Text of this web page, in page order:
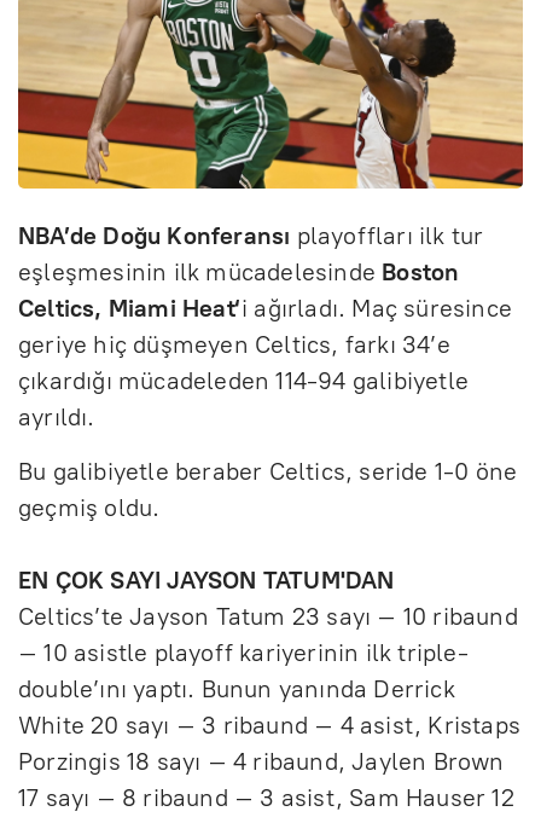
NBA’de Doğu Konferansı playoffları ilk tur
eşleşmesinin ilk mücadelesinde Boston
Celtics, Miami Heat‘i ağırladı. Maç süresince
geriye hiç düşmeyen Celtics, farkı 34’e
çıkardığı mücadeleden 114-94 galibiyetle
ayrıldı.
Bu galibiyetle beraber Celtics, seride 1-0 öne
geçmiş oldu.
EN ÇOK SAYI JAYSON TATUM'DAN
Celtics’te Jayson Tatum 23 sayı – 10 ribaund
– 10 asistle playoff kariyerinin ilk triple-
double’ını yaptı. Bunun yanında Derrick
White 20 sayı – 3 ribaund – 4 asist, Kristaps
Porzingis 18 sayı – 4 ribaund, Jaylen Brown
17 sayı – 8 ribaund – 3 asist, Sam Hauser 12